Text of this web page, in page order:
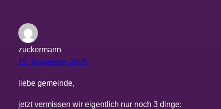
zuckermann
15. November 2005
liebe gemeinde,
jetzt vermissen wir eigentlich nur noch 3 dinge: